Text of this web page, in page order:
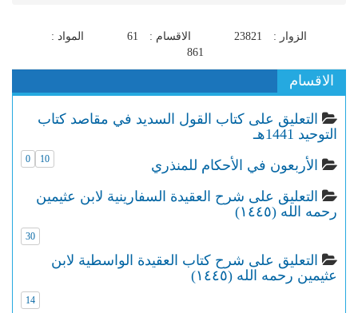
الزوار : 23821 الاقسام : 61
المواد :
861
الاقسام
التعليق على كتاب القول السديد في مقاصد كتاب
التوحيد 1441هـ
0 الأربعون في الأحكام للمنذري 10
التعليق على شرح العقيدة السفارينية لابن عثيمين
رحمه الله (١٤٤٥)
30
التعليق على شرح كتاب العقيدة الواسطية لابن
عثيمين رحمه الله (١٤٤٥)
14